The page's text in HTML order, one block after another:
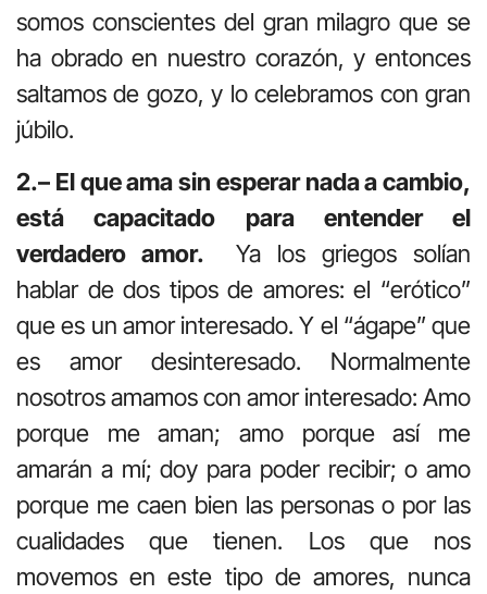
somos conscientes del gran milagro que se
ha obrado en nuestro corazón, y entonces
saltamos de gozo, y lo celebramos con gran
júbilo.
2.– El que ama sin esperar nada a cambio,
está capacitado para entender el
verdadero amor. Ya los griegos solían
hablar de dos tipos de amores: el “erótico”
que es un amor interesado. Y el “ágape” que
es amor desinteresado. Normalmente
nosotros amamos con amor interesado: Amo
porque me aman; amo porque así me
amarán a mí; doy para poder recibir; o amo
porque me caen bien las personas o por las
cualidades que tienen. Los que nos
movemos en este tipo de amores, nunca